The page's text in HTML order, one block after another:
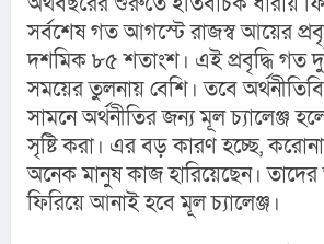
সর্বশেষ গত আগস্টে রাজস্ব আয়ের
দশমিক ৮৫ শতাংশ। এই প্রবৃদ্ধি গত
সময়ের তুলনায় বেশি। তবে
সামনে অর্থনীতির জন্য মূল চ্যালেঞ্জ
সৃষ্টি করা। এর বড় কারণ হচ্ছে,
অনেক মানুষ কাজ হারিয়েছেন।
ফিরিয়ে আনাই হবে মূল চ্যালেঞ্জ।